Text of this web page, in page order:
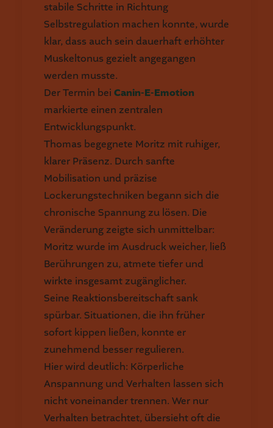
stabile Schritte in Richtung
Selbstregulation machen konnte, wurde
klar, dass auch sein dauerhaft erhöhter
Muskeltonus gezielt angegangen
werden musste.
Der Termin bei Canin-E-Emotion
markierte einen zentralen
Entwicklungspunkt.
Thomas begegnete Moritz mit ruhiger,
klarer Präsenz. Durch sanfte
Mobilisation und präzise
Lockerungstechniken begann sich die
chronische Spannung zu lösen. Die
Veränderung zeigte sich unmittelbar:
Moritz wurde im Ausdruck weicher, ließ
Berührungen zu, atmete tiefer und
wirkte insgesamt zugänglicher.
Seine Reaktionsbereitschaft sank
spürbar. Situationen, die ihn früher
sofort kippen ließen, konnte er
zunehmend besser regulieren.
Hier wird deutlich: Körperliche
Anspannung und Verhalten lassen sich
nicht voneinander trennen. Wer nur
Verhalten betrachtet, übersieht oft die